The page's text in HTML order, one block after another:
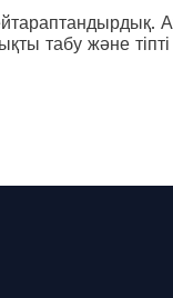
табу және